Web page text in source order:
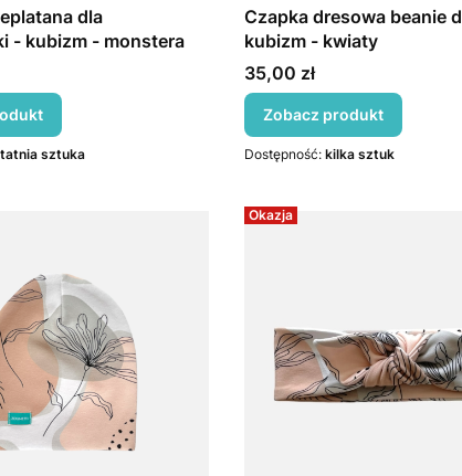
dla
- kubizm - monstera
sztuka
Czapka dresowa beanie
kubizm - kwiaty
Cena
35,00 zł
Zobacz produkt
Dostępność: kilka sztuk
Okazja